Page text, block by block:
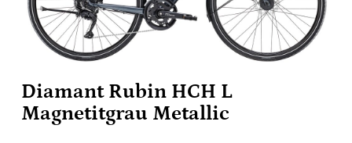
Diamant Rubin HCH L
Magnetitgrau Metallic